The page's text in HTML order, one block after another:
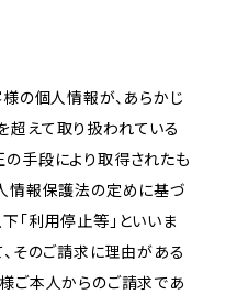
様の個人情報が、あらかじ
えて取り扱われている
手段により取得されたも
情報保護法の定めに基づ
「利用停止等」といいま
、そのご請求に理由がある
ご本人からのご請求であ